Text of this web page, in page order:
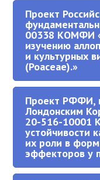
Проект
00338 КОМФИ
изучению
и культурных
(Poaceae).»
Проект РФФИ,
Лондонским
20-516-10001
устойчивости
их роли в
эффекторов у